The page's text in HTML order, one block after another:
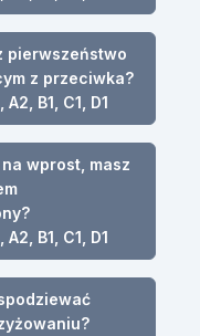
pierwszeństwo
z przeciwka?
B1, C1, D1
wprost, masz
B1, C1, D1